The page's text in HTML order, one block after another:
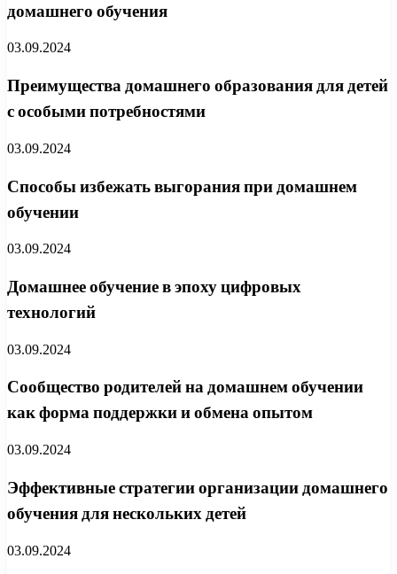
домашнего обучения
03.09.2024
Преимущества домашнего образования для детей
с особыми потребностями
03.09.2024
Способы избежать выгорания при домашнем
обучении
03.09.2024
Домашнее обучение в эпоху цифровых
технологий
03.09.2024
Сообщество родителей на домашнем обучении
как форма поддержки и обмена опытом
03.09.2024
Эффективные стратегии организации домашнего
обучения для нескольких детей
03.09.2024